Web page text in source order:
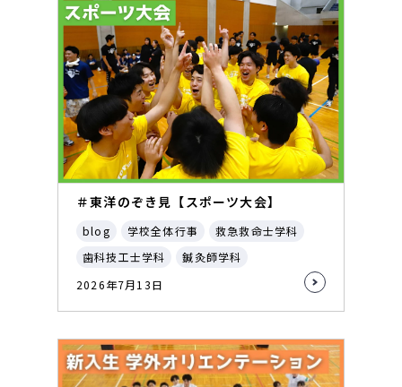
＃東洋のぞき見【スポーツ大会】
blog 学校全体行事
救急救命士学科
歯科技工士学科
鍼灸師学科
2026年7月13日